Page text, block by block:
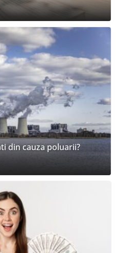
din cauza poluarii?